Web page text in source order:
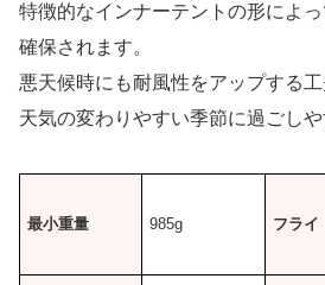
特徴的なインナーテントの形によ
確保されます。
悪天候時にも耐風性をアップする工
天気の変わりやすい季節に過ごしや
最小重量 985g フライ